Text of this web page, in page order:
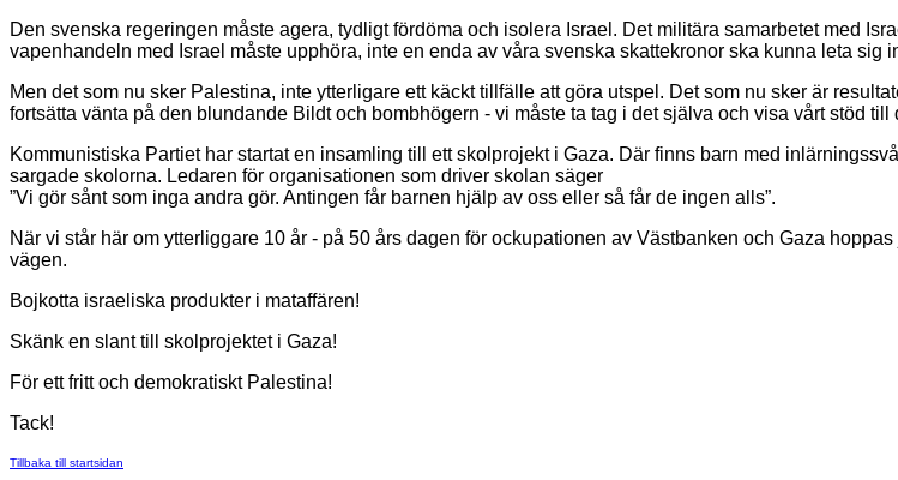
Den svenska regeringen måste agera, tydligt fördöma och isolera Israel. Det militära samarbetet med
vapenhandeln med Israel måste upphöra, inte en enda av våra svenska skattekronor ska kunna leta sig
Men det som nu sker Palestina, inte ytterligare ett käckt tillfälle att göra utspel. Det som nu sker är
fortsätta vänta på den blundande Bildt och bombhögern - vi måste ta tag i det själva och visa vårt stöd till
Kommunistiska Partiet har startat en insamling till ett skolprojekt i Gaza. Där finns barn med
sargade skolorna. Ledaren för organisationen som driver skolan säger
”Vi gör sånt som inga andra gör. Antingen får barnen hjälp av oss eller så får de ingen alls”.
När vi står här om ytterliggare 10 år - på 50 års dagen för ockupationen av Västbanken och Gaza
vägen.
Bojkotta israeliska produkter i mataffären!
Skänk en slant till skolprojektet i Gaza!
För ett fritt och demokratiskt Palestina!
Tack!
Tillbaka till startsidan